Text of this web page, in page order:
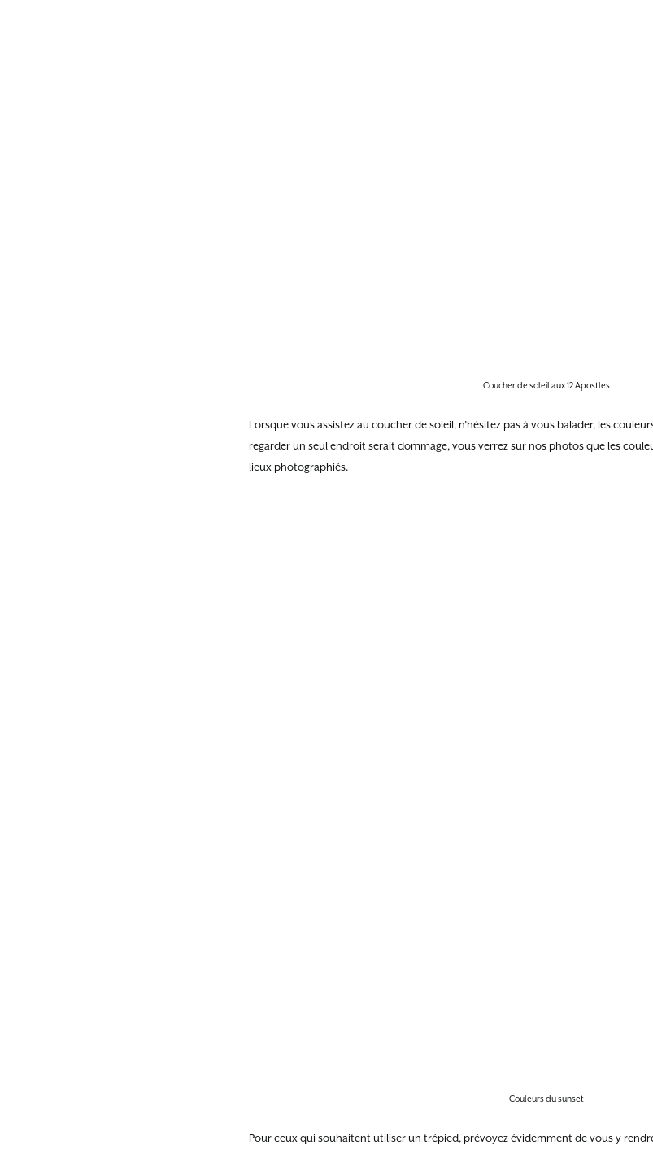
Coucher de soleil aux 12 Apostles
Lorsque vous assistez au coucher de soleil, n’hésitez pas à vous balader, les
regarder un seul endroit serait dommage, vous verrez sur nos photos que les
lieux photographiés.
Couleurs du sunset
Pour ceux qui souhaitent utiliser un trépied, prévoyez évidemment de vous y